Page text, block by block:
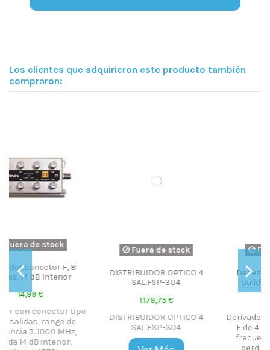
Los clientes que adquirieron este producto también
compraron:
Fuera de stock
DISTRIBUIDOR OPTICO 4
SAL.FSP-304
DISTRIBUIDOR OPTICO 4
SAL.FSP-304
Fuera de stock
Derivador conector F, 4
salidas, 11 dB Interior
Derivador con conector tipo
F de 4 salidas, rango de
frecuencia 5...1000 MHz,
perdida 11 dB interior.